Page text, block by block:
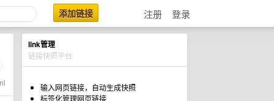
添加链接 注册 登录
link管理
链接快照平台
输入网页链接，自动生成快照
标签化管理网页链接